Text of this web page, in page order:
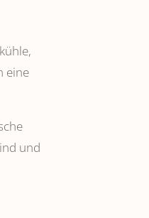
eine
und